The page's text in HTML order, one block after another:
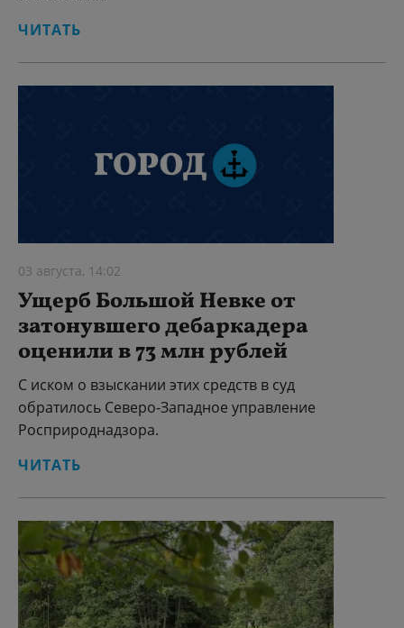
ЧИТАТЬ
03 августа, 14:02
Ущерб Большой Невке от
затонувшего дебаркадера
оценили в 73 млн рублей
С иском о взыскании этих средств в суд
обратилось Северо-Западное управление
Росприроднадзора.
ЧИТАТЬ